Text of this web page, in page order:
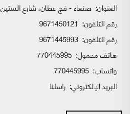
العنوان: صنعاء - فج عطان، شارع الستين
رقم التلفون: 9671450121
رقم التلفون: 9671445993
هاتف محمول: 770445995
واتساب:
البريد الإلكتروني: راسلنا